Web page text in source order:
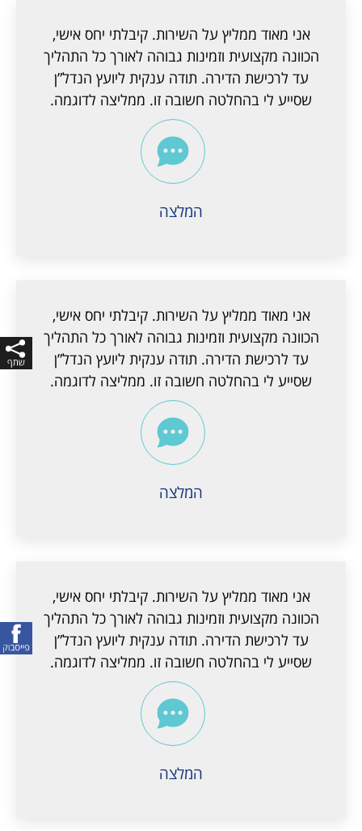
המלצה
אני מאוד ממליץ על השירות. קיבלתי יחס אישי,
הכוונה מקצועית וזמינות גבוהה לאורך כל התהליך
עד לרכישת הדירה. תודה ענקית ליועץ הנדל”ן
שסייע לי בהחלטה חשובה זו. ממליצה לדוגמה.
המלצה
אני מאוד ממליץ על השירות. קיבלתי יחס אישי,
הכוונה מקצועית וזמינות גבוהה לאורך כל התהליך
עד לרכישת הדירה. תודה ענקית ליועץ הנדל”ן
שסייע לי בהחלטה חשובה זו. ממליצה לדוגמה.
המלצה
אני מאוד ממליץ על השירות. קיבלתי יחס אישי,
הכוונה מקצועית וזמינות גבוהה לאורך כל התהליך
עד לרכישת הדירה. תודה ענקית ליועץ הנדל”ן
שסייע לי בהחלטה חשובה זו. ממליצה לדוגמה.